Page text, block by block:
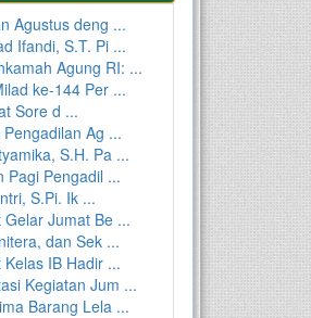
Agustus deng ...
Ifandi, S.T. Pi ...
Agung RI: ...
ke-144 Per ...
Sore d ...
Ag ...
S.H. Pa ...
Pagi Pengadil ...
S.Pi. Ik ...
Gelar Jumat Be ...
dan Sek ...
IB Hadir ...
Kegiatan Jum ...
Barang Lela ...